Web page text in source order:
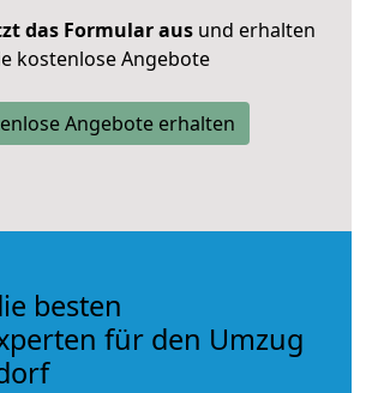
das Formular ausund erhalten
kostenlose Angebote
Angebote erhalten
besten
für den Umzug